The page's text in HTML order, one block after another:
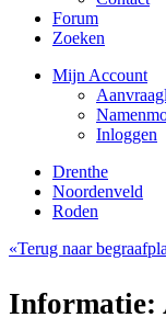
Forum
Zoeken
Mijn Account
Inloggen
Drenthe
Noordenveld
Roden
«Terug naar
Informatie: